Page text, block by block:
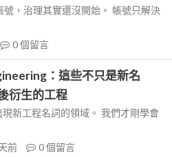
，治理其實還沒開始。 帳號只解決
0個留言
：這些不只是新名
衍生的工程
新工程名詞的領域。 我們才剛學會
前 0個留言